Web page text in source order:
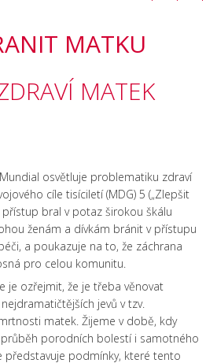
MATKU
MATEK
osvětluje problematiku zdraví
cíle tisíciletí (MDG) 5 („Zlepšit
přístup bral v potaz širokou škálu
ženám a dívkám bránit v přístupu
a poukazuje na to, že záchrana
pro celou komunitu.
je ozřejmit, že je třeba věnovat
jevů v tzv.
matek. Žijeme v době, kdy
porodních bolestí i samotného
představuje podmínky, které tento